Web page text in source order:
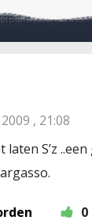
, 21:08
laten S’z
0